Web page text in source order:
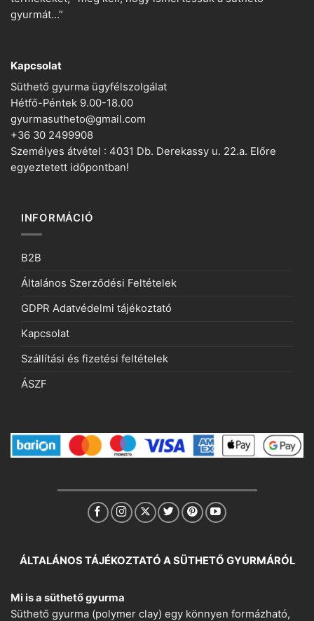
gyurmát…”
Kapcsolat
Süthető gyurma ügyfélszolgálat
Hétfő-Péntek 9.00-18.00
gyurmasutheto@gmail.com
+36 30 2499908
Személyes átvétel : 4031 Db. Derekassy u. 22.a. Előre
egyeztetett időpontban!
INFORMÁCIÓ
B2B
Általános Szerződési Feltételek
GDPR Adatvédelmi tájékoztató
Kapcsolat
Szállítási és fizetési feltételek
ÁSZF
ÁLTALÁNOS TÁJÉKOZTATÓ A SÜTHETŐ GYURMÁRÓL
Mi is a süthető gyurma
Süthető gyurma (polymer clay) egy könnyen formázható,